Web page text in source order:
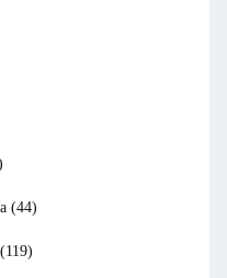
(44)
(119)